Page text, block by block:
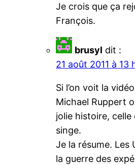
Je crois que ça
François.
brusyl dit :
21 août 2011 à 13
Si l’on voit la
Michael Ruppert
jolie histoire, celle
singe.
Je la résume. Les
la guerre des